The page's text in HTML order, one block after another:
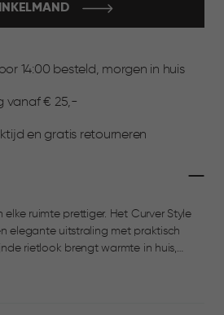
14:00 besteld, morgen in huis
vanaf € 25,-
en gratis retourneren
elke ruimte prettiger. Het Curver Style
elegante uitstraling met praktisch
rietlook brengt warmte in huis,
zorgt voor een duurzame en
is voorzien van